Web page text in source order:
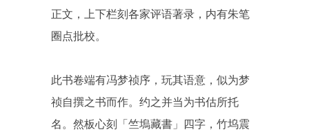
正文，上下栏刻各家评语著录，内有朱笔
圈点批校。
此书卷端有冯梦祯序，玩其语意，似为梦
祯自撰之书而作。约之并当为书估所托
名。然板心刻「竺塢藏書」四字，竹坞震